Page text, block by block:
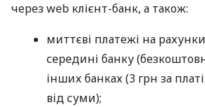
через web клієнт-банк, а також:
миттєві платежі на
середині банку
інших банках (3 грн за
від суми);